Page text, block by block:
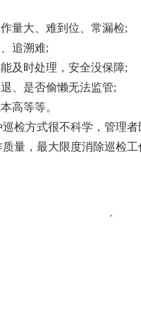
量大、难到位、常漏检;
追溯难;
及时处理，安全没保障;
、是否偷懒无法监管;
高等等。
检方式很不科学，管理
量，最大限度消除巡检